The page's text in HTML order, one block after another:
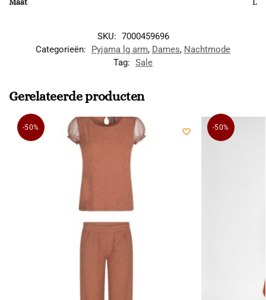
SKU: 7000459696
Categorieën:
Pyjama lg arm, Dames, Nachtmode
Tag: Sale
Gerelateerde producten
-50% -50%